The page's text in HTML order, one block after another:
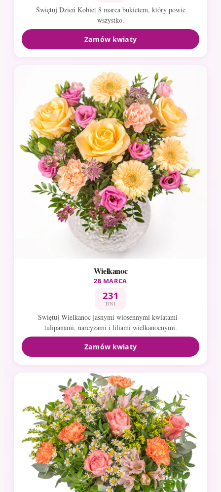
Świętuj Dzień Kobiet 8 marca bukietem, który powie
wszystko.
Zamów kwiaty
Wielkanoc
28 MARCA
231
DNI
Świętuj Wielkanoc jasnymi wiosennymi kwiatami –
tulipanami, narcyzami i liliami wielkanocnymi.
Zamów kwiaty